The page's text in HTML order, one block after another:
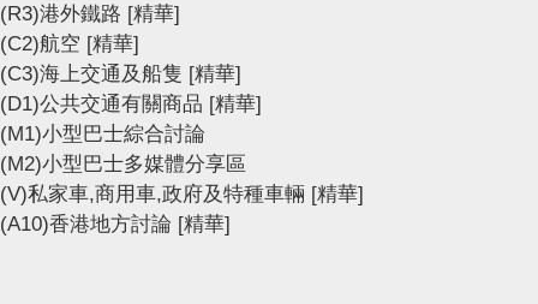
(R3)港外鐵路 [精華]
(C2)航空 [精華]
(C3)海上交通及船隻 [精華]
(D1)公共交通有關商品 [精華]
(M1)小型巴士綜合討論
(M2)小型巴士多媒體分享區
(V)私家車,商用車,政府及特種車輛 [精華]
(A10)香港地方討論 [精華]